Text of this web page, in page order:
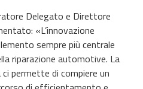
Delegato e Direttore
«L’innovazione
sempre più centrale
riparazione automotive. La
permette di compiere un